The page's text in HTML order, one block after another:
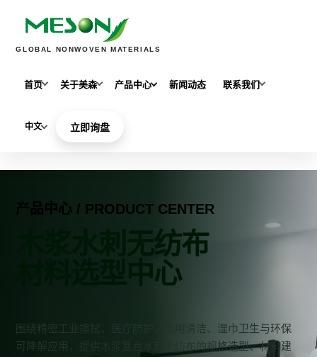
GLOBAL NONWOVEN MATERIALS
首页 关于美森 产品中心 新闻动态 联系我们
中文 立即询盘
产品中心 / PRODUCT CENTER
木浆水刺无纺布
材料选型中心
围绕精密工业擦拭、医疗防护、民用清洁、湿巾卫生与环保
可降解应用，提供木浆复合水刺无纺布的规格选型、材料建